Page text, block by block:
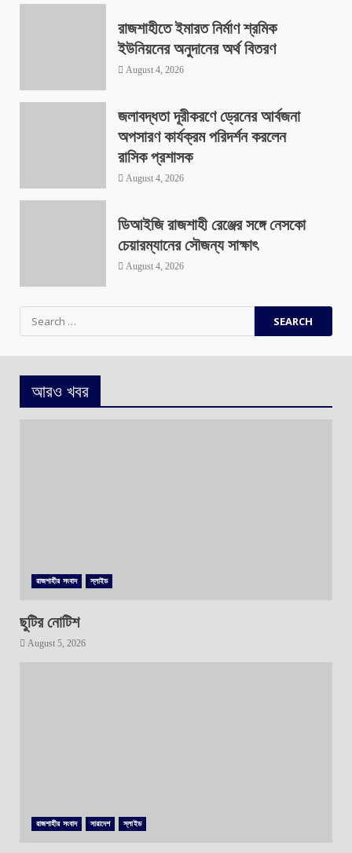
রাজশাহীতে ইমারত নির্মাণ শ্রমিক
ইউনিয়নের অনুদানের অর্থ বিতরণ
August 4, 2026
জলাবদ্ধতা দূরীকরণে ড্রেনের আর্বজনা
অপসারণ কার্যক্রম পরিদর্শন করলেন
রাসিক প্রশাসক
August 4, 2026
ডিআইজি রাজশাহী রেঞ্জের সঙ্গে নেসকো
চেয়ারম্যানের সৌজন্য সাক্ষাৎ
August 4, 2026
for:
আরও খবর
রাজশাহীর সংবাদ স্লাইড
ছুটির নোটিশ
August 5, 2026
রাজশাহীর সংবাদ সারাদেশ স্লাইড